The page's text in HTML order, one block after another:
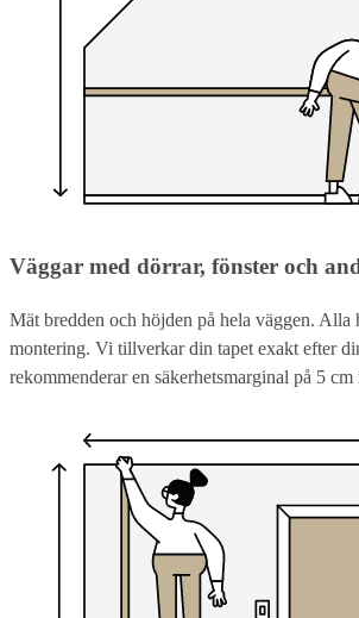
Väggar med dörrar, fönster och
Mät bredden och höjden på hela väggen. Alla
montering. Vi tillverkar din tapet exakt efter
rekommenderar en säkerhetsmarginal på 5